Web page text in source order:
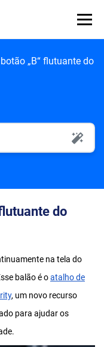
„B“ flutuante do
do
na tela do
balão é oatalho de
, um novo recurso
para ajudar os